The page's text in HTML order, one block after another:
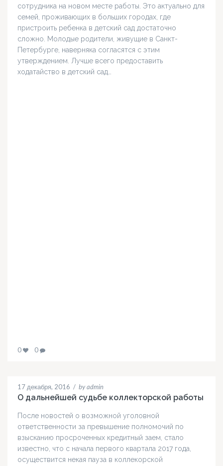
сотрудника на новом месте работы. Это актуально для
семей, проживающих в больших городах, где
пристроить ребенка в детский сад достаточно
сложно. Молодые родители, живущие в Санкт-
Петербурге, наверняка согласятся с этим
утверждением. Лучше всего предоставить
ходатайство в детский сад…
0 0
17 декабря, 2016 / by admin
О дальнейшей судьбе коллекторской работы
После новостей о возможной уголовной
ответственности за превышение полномочий по
взысканию просроченных кредитный заем, стало
известно, что с начала первого квартала 2017 года,
осуществится некая пауза в коллекорской